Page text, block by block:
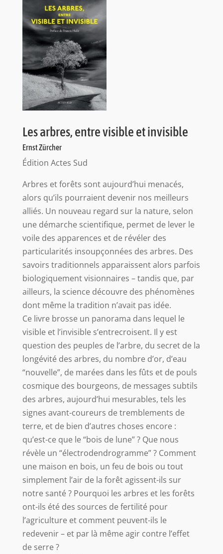
Les arbres, entre visible et invisible
Ernst Zürcher
Édition Actes Sud
Arbres et forêts sont aujourd’hui menacés,
alors qu’ils pourraient devenir nos meilleurs
alliés. Un nouveau regard sur la nature, selon
une démarche scientifique, permet de lever le
voile des apparences et de révéler des
particularités insoupçonnées des arbres. Des
savoirs traditionnels apparaissent alors parfois
biologiquement visionnaires – tandis que, par
ailleurs, la science découvre des phénomènes
dont même la tradition n’avait pas idée.
Ce livre brosse un panorama dans lequel le
visible et l’invisible s’entrecroisent. Il y est
question des peuples de l’arbre, du secret de la
longévité des arbres, du nombre d’or, d’eau
“nouvelle”, de marées dans les fûts et de pouls
cosmique des bourgeons, de messages subtils
des arbres, aujourd’hui mesurables, tels les
signes avant-coureurs de tremblements de
terre, et de bien d’autres choses encore :
qu’est-ce que le “bois de lune” ? Que nous
révèle un “électrodendrogramme” ? Comment
une maison en bois, un feu de bois ou tout
simplement l’air de la forêt agissent-ils sur
notre santé ? Pourquoi les arbres et les forêts
ont-ils été des sources de fertilité pour
l’agriculture et comment peuvent-ils le
redevenir – et par là même agir contre l’effet
de serre ?